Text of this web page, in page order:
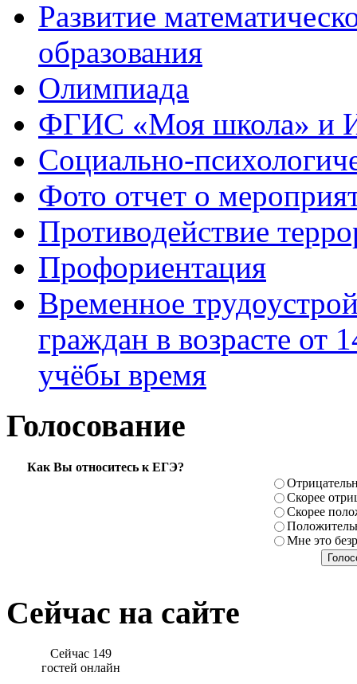
Развитие
образования
Олимпиада
ФГИС «Моя школа» и
Социально-
Фото отчет о
Противодействие
Профориентация
Временное
граждан в возрасте от
учёбы время
Голосование
Как Вы относитесь к ЕГЭ?
Скорее
Скорее
Мне это
Сейчас на сайте
Сейчас 149
гостей онлайн